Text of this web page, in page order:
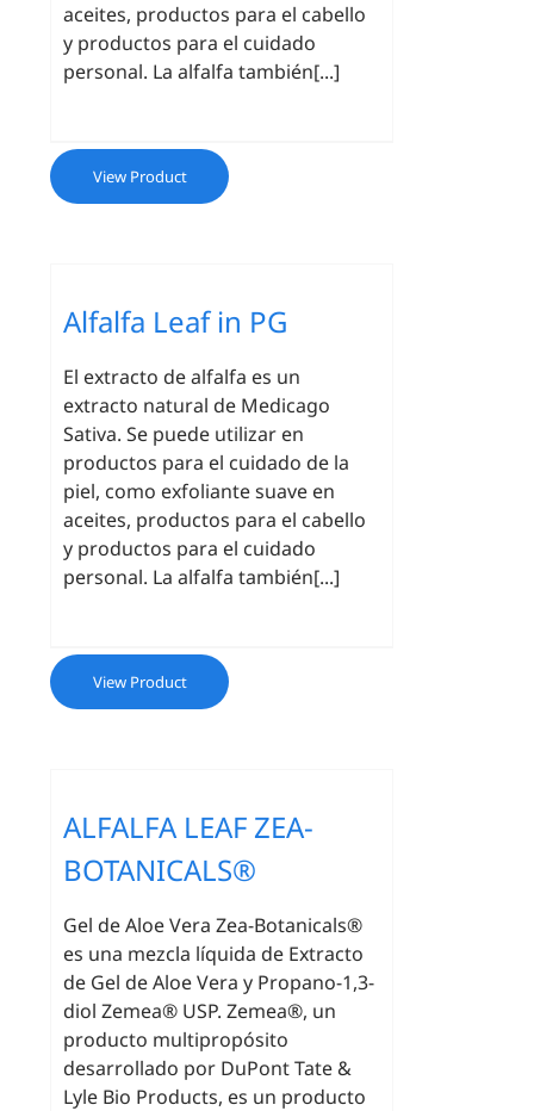
aceites, productos para el cabello
y productos para el cuidado
personal. La alfalfa también[...]
View Product
Alfalfa Leaf in PG
El extracto de alfalfa es un
extracto natural de Medicago
Sativa. Se puede utilizar en
productos para el cuidado de la
piel, como exfoliante suave en
aceites, productos para el cabello
y productos para el cuidado
personal. La alfalfa también[...]
View Product
ALFALFA LEAF ZEA-
BOTANICALS®
Gel de Aloe Vera Zea-Botanicals®
es una mezcla líquida de Extracto
de Gel de Aloe Vera y Propano-1,3-
diol Zemea® USP. Zemea®, un
producto multipropósito
desarrollado por DuPont Tate &
Lyle Bio Products, es un producto